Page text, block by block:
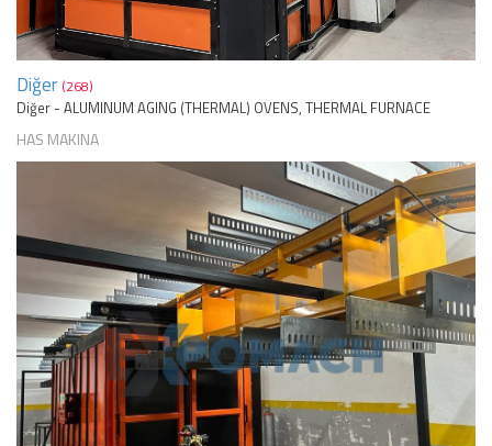
Diğer (268)
Diğer - ALUMINUM AGING (THERMAL) OVENS, THERMAL FURNACE
HAS MAKINA